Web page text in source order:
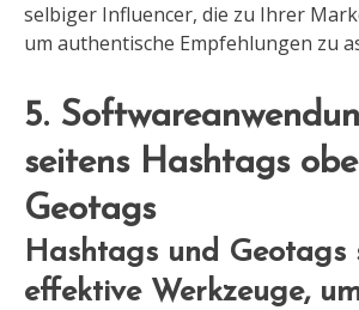
selbiger Influencer, die zu Ihrer
um authentische Empfehlungen zu
5.
seitens Hashtags
Geotags
Hashtags und Geotags
effektive Werkzeuge,